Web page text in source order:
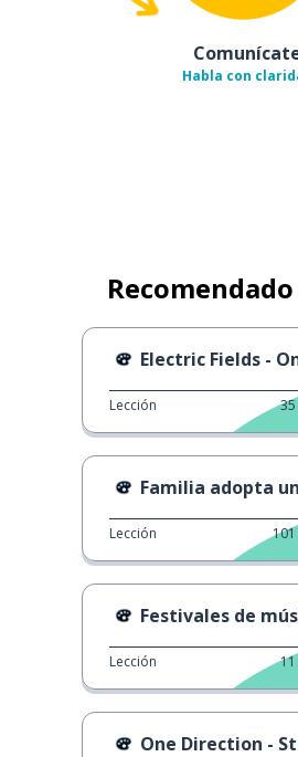
Habla con
Electric Fields -
Lección 35
Familia adopta un
Lección 101
Festivales de
Lección 11
One Direction -